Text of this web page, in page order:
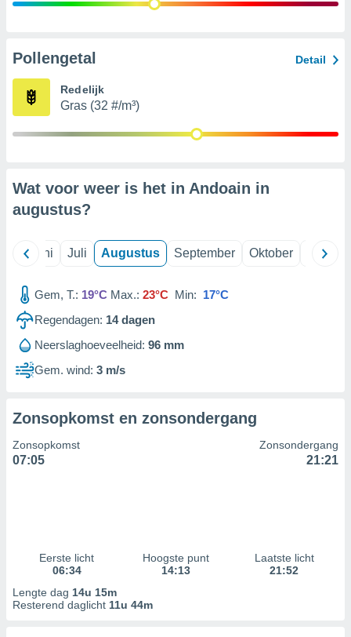
Pollengetal Detail
Redelijk
Gras (32 #/m³)
Wat voor weer is het in Andoain in
augustus?
Juni Juli Augustus September Oktober
Gem, T.: 19°C Max.: 23°C Min: 17°C
Regendagen: 14dagen
Neerslaghoeveelheid: 96 mm
Gem. wind: 3 m/s
Zonsopkomst en zonsondergang
Zonsopkomst
07:05
Zonsondergang
21:21
Eerste licht
06:34
Hoogste punt
14:13
Laatste licht
21:52
Lengte dag 14u 15m
Resterend daglicht 11u 44m